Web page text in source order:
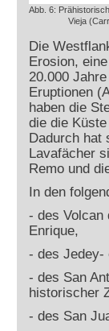
Abb. 6:
Vieja
Die
Erosion,
20.000
Eruptionen
haben die
die die
Dadurch hat
Lavafächer
Remo und
In den
- des Volcan
Enrique,
- des Jedey-
- des San
historischer
- des San